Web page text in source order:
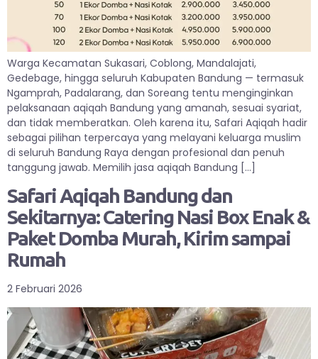
Warga Kecamatan Sukasari, Coblong, Mandalajati,
Gedebage, hingga seluruh Kabupaten Bandung — termasuk
Ngamprah, Padalarang, dan Soreang tentu menginginkan
pelaksanaan aqiqah Bandung yang amanah, sesuai syariat,
dan tidak memberatkan. Oleh karena itu, Safari Aqiqah hadir
sebagai pilihan terpercaya yang melayani keluarga muslim
di seluruh Bandung Raya dengan profesional dan penuh
tanggung jawab. Memilih jasa aqiqah Bandung […]
Safari Aqiqah Bandung dan
Sekitarnya: Catering Nasi Box Enak &
Paket Domba Murah, Kirim sampai
Rumah
2 Februari 2026